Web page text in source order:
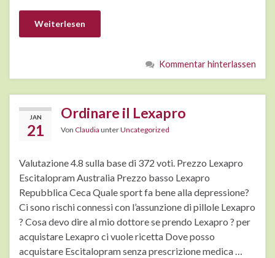
Weiterlesen
Kommentar hinterlassen
JAN
21
Ordinare il Lexapro
Von Claudia unterUncategorized
Valutazione 4.8 sulla base di 372 voti. Prezzo Lexapro
Escitalopram Australia Prezzo basso Lexapro
Repubblica Ceca Quale sport fa bene alla depressione?
Ci sono rischi connessi con l’assunzione di pillole Lexapro
? Cosa devo dire al mio dottore se prendo Lexapro ? per
acquistare Lexapro ci vuole ricetta Dove posso
acquistare Escitalopram senza prescrizione medica …